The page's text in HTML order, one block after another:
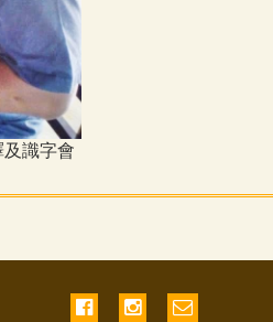
及識字會